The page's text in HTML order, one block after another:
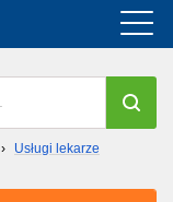
›
Usługi lekarze